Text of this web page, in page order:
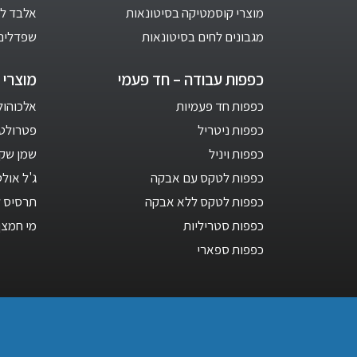
מוצרי קוסמטיקה בסיטונאות
מגבונים לחים בסיטונאות
כפפות עבודה – חד פעמי
כפפות חד פעמיות
כפפות ניטריל
כפפות ויניל
כפפות לטקס עם אבקה
כפפות לטקס ללא אבקה
כפפות סטריליות
כפפות ספארי
אלבד
מוצרי
אלכוהול 1
שמן
ג'ל
תרסיס
מי חמצן 3